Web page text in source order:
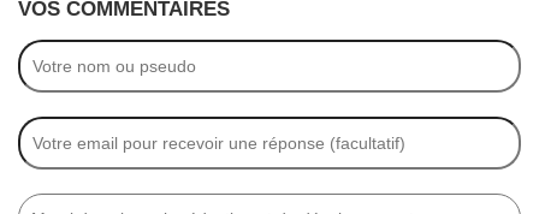
VOS COMMENTAIRES